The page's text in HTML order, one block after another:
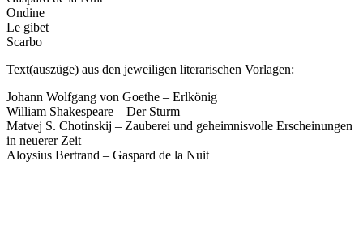
Ondine
Le gibet
Scarbo
Text(auszüge) aus den jeweiligen literarischen Vorlagen:
Johann Wolfgang von Goethe – Erlkönig
William Shakespeare – Der Sturm
Matvej S. Chotinskij – Zauberei und geheimnisvolle Erscheinungen
in neuerer Zeit
Aloysius Bertrand – Gaspard de la Nuit